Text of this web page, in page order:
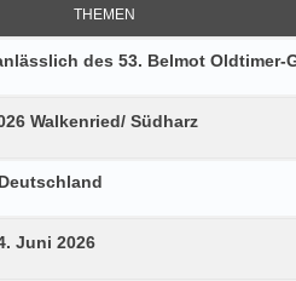
THEMEN
des 53. Belmot Oldtimer-
Walkenried/ Südharz
Juni 2026